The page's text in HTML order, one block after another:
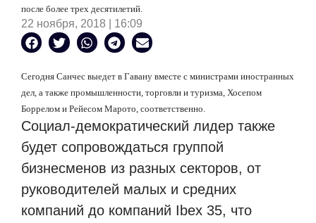
после более трех десятилетий.
22 ноября, 2018 | 16:09
Сегодня Санчес выедет в Гавану вместе с министрами иностранных
дел, а также промышленности, торговли и туризма, Хосепом
Боррелом и Рейесом Марото, соответственно.
Социал-демократический лидер также
будет сопровождаться группой
бизнесменов из разных секторов, от
руководителей малых и средних
компаний до компаний Ibex 35, что